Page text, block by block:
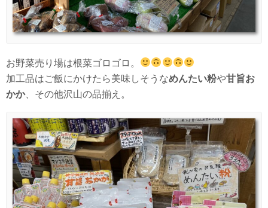
お野菜売り場は根菜ゴロゴロ。
加工品はご飯にかけたら美味しそうなめんたい粉や甘旨お
かか、その他沢山の品揃え。